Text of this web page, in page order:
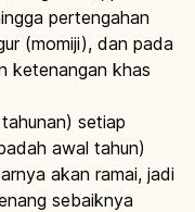
pertengahan
(momiji), dan pada
ketenangan khas
setiap
awal tahun)
akan ramai, jadi
sebaiknya